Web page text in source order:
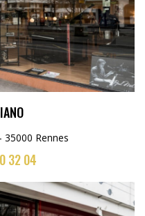
Rennes
32 04